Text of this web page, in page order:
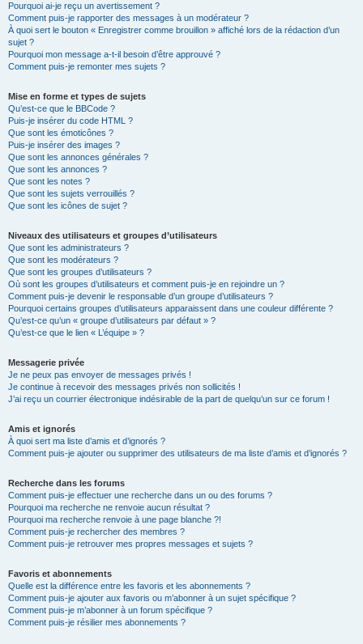
Pourquoi ai-je reçu un avertissement ?
Comment puis-je rapporter des messages à un modérateur ?
À quoi sert le bouton « Enregistrer comme brouillon » affiché lors de la rédaction d’un
sujet ?
Pourquoi mon message a-t-il besoin d’être approuvé ?
Comment puis-je remonter mes sujets ?
Mise en forme et types de sujets
Qu’est-ce que le BBCode ?
Puis-je insérer du code HTML ?
Que sont les émoticônes ?
Puis-je insérer des images ?
Que sont les annonces générales ?
Que sont les annonces ?
Que sont les notes ?
Que sont les sujets verrouillés ?
Que sont les icônes de sujet ?
Niveaux des utilisateurs et groupes d’utilisateurs
Que sont les administrateurs ?
Que sont les modérateurs ?
Que sont les groupes d’utilisateurs ?
Où sont les groupes d’utilisateurs et comment puis-je en rejoindre un ?
Comment puis-je devenir le responsable d’un groupe d’utilisateurs ?
Pourquoi certains groupes d’utilisateurs apparaissent dans une couleur différente ?
Qu’est-ce qu’un « groupe d’utilisateurs par défaut » ?
Qu’est-ce que le lien « L’équipe » ?
Messagerie privée
Je ne peux pas envoyer de messages privés !
Je continue à recevoir des messages privés non sollicités !
J’ai reçu un courrier électronique indésirable de la part de quelqu’un sur ce forum !
Amis et ignorés
À quoi sert ma liste d’amis et d’ignorés ?
Comment puis-je ajouter ou supprimer des utilisateurs de ma liste d’amis et d’ignorés ?
Recherche dans les forums
Comment puis-je effectuer une recherche dans un ou des forums ?
Pourquoi ma recherche ne renvoie aucun résultat ?
Pourquoi ma recherche renvoie à une page blanche ?!
Comment puis-je rechercher des membres ?
Comment puis-je retrouver mes propres messages et sujets ?
Favoris et abonnements
Quelle est la différence entre les favoris et les abonnements ?
Comment puis-je ajouter aux favoris ou m’abonner à un sujet spécifique ?
Comment puis-je m’abonner à un forum spécifique ?
Comment puis-je résilier mes abonnements ?